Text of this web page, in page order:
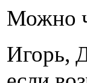
Можно
Игорь,